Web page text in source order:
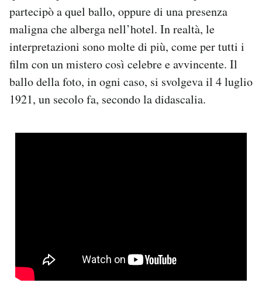
partecipò a quel ballo, oppure di una presenza
maligna che alberga nell’hotel. In realtà, le
interpretazioni sono molte di più, come per tutti i
film con un mistero così celebre e avvincente. Il
ballo della foto, in ogni caso, si svolgeva il 4 luglio
1921, un secolo fa, secondo la didascalia.